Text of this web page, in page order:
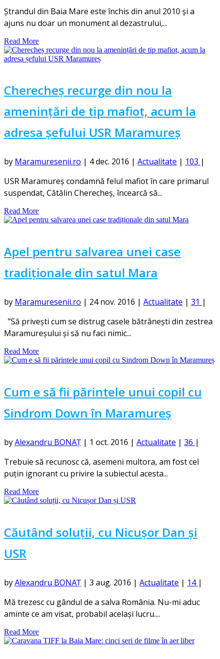
Ștrandul din Baia Mare este închis din anul 2010 și a
ajuns nu doar un monument al dezastrului,...
Read More
Cherecheș recurge din nou la
amenințări de tip mafiot, acum la
adresa șefului USR Maramureș
by Maramuresenii.ro | 4 dec. 2016 | Actualitate | 103 |
USR Maramureş condamnă felul mafiot în care primarul
suspendat, Cătălin Cherecheş, încearcă să...
Read More
Apel pentru salvarea unei case
tradiționale din satul Mara
by Maramuresenii.ro | 24 nov. 2016 | Actualitate | 31 |
”Să privești cum se distrug casele bătrânești din zestrea
Maramureșului și să nu faci nimic...
Read More
Cum e să fii părintele unui copil cu
Sindrom Down în Maramureș
byAlexandru BONAȚ | 1 oct. 2016 | Actualitate | 36 |
Trebuie să recunosc că, asemeni multora, am fost cel
puțin ignorant cu privire la subiectul acesta...
Read More
Căutând soluții, cu Nicușor Dan și
USR
byAlexandru BONAȚ | 3 aug. 2016 | Actualitate | 14 |
Mă trezesc cu gândul de a salva România. Nu-mi aduc
aminte ce am visat, probabil același lucru....
Read More